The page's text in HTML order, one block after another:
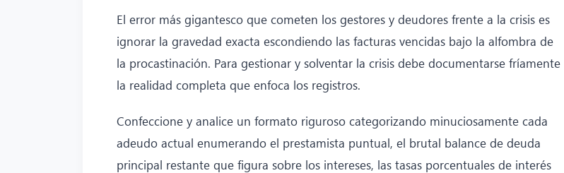
El error más gigantesco que cometen los gestores y deudores frente a la crisis es
ignorar la gravedad exacta escondiendo las facturas vencidas bajo la alfombra de
la procastinación. Para gestionar y solventar la crisis debe documentarse fríamente
la realidad completa que enfoca los registros.
Confeccione y analice un formato riguroso categorizando minuciosamente cada
adeudo actual enumerando el prestamista puntual, el brutal balance de deuda
principal restante que figura sobre los intereses, las tasas porcentuales de interés